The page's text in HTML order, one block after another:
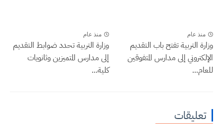
منذ عام
وزارة التربية تفتح باب التقديم
الإلكتروني إلى مدارس المتفوقين
للعام...
منذ عام
وزارة التربية تحدد ضوابط التقديم
إلى مدارس المتميزين وثانويات
كلية...
تعليقات